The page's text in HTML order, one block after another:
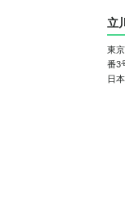
立
東
番3
日